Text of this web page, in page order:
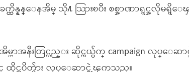
ထိန္နန္ေနအိမ္ သို႔ သြားၿပီး စစ္အာဏာရွင္အလိုမရွိေ
မ္ယာအနီးတြင္လည္း ဆိုင္ကယ္ပ်က္ campaign လုပ္ေဆ
င္သပိတ္မ်ား လုပ္ေဆာင္ခဲ့ၾကသည္။